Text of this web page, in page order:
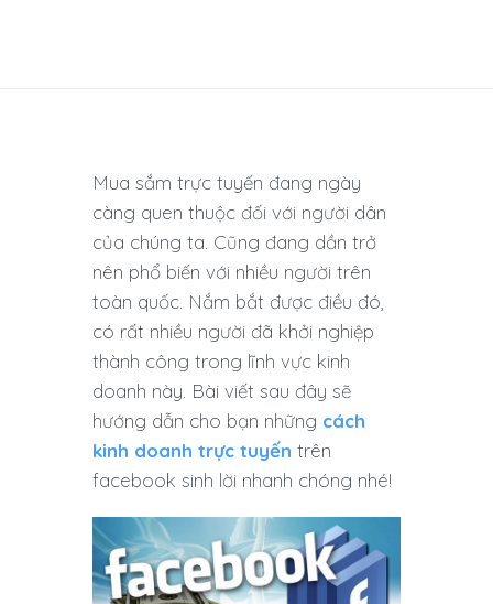
Mua sắm trực tuyến đang ngày
càng quen thuộc đối với người dân
của chúng ta. Cũng đang dần trở
nên phổ biến với nhiều người trên
toàn quốc. Nắm bắt được điều đó,
có rất nhiều người đã khởi nghiệp
thành công trong lĩnh vực kinh
doanh này. Bài viết sau đây sẽ
hướng dẫn cho bạn những cách
kinh doanh trực tuyến trên
facebook sinh lời nhanh chóng nhé!